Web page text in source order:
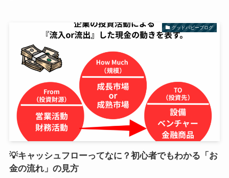
グッドパピーブログ
💡キャッシュフローってなに？初心者でもわかる「お
金の流れ」の見方